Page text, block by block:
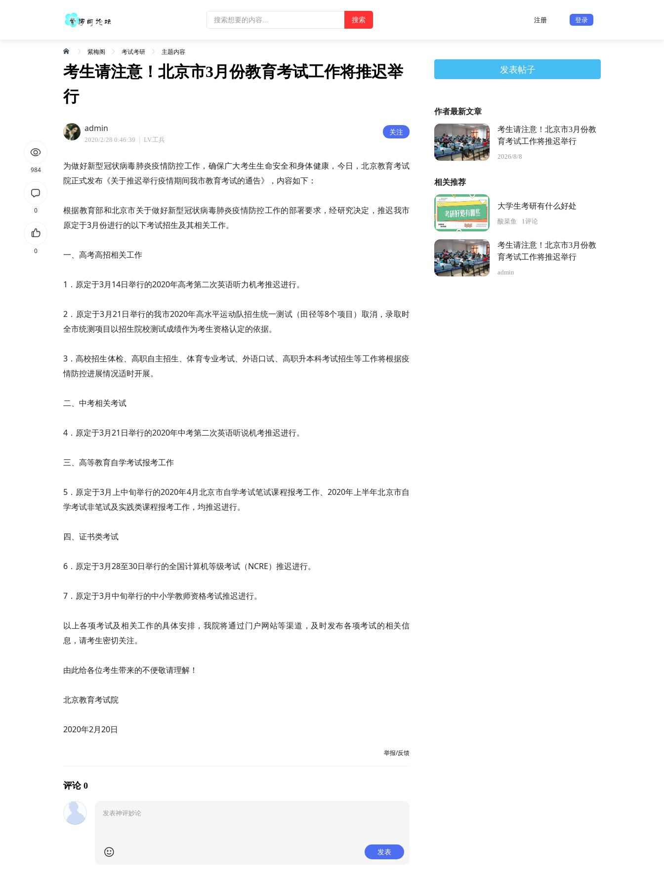
注册 登录
紫梅阁 考试考研 主题内容
考生请注意！北京市3月份教育考试工作将推迟举
行
admin
2020/2/28 0:46:39 LV.工兵
关注
为做好新型冠状病毒肺炎疫情防控工作，确保广大考生生命安全和身体健康，今日，北京教育考试
院正式发布《关于推迟举行疫情期间我市教育考试的通告》，内容如下：
根据教育部和北京市关于做好新型冠状病毒肺炎疫情防控工作的部署要求，经研究决定，推迟我市
原定于3月份进行的以下考试招生及其相关工作。
一、高考高招相关工作
1．原定于3月14日举行的2020年高考第二次英语听力机考推迟进行。
2．原定于3月21日举行的我市2020年高水平运动队招生统一测试（田径等8个项目）取消，录取时
全市统测项目以招生院校测试成绩作为考生资格认定的依据。
3．高校招生体检、高职自主招生、体育专业考试、外语口试、高职升本科考试招生等工作将根据疫
情防控进展情况适时开展。
二、中考相关考试
4．原定于3月21日举行的2020年中考第二次英语听说机考推迟进行。
三、高等教育自学考试报考工作
5．原定于3月上中旬举行的2020年4月北京市自学考试笔试课程报考工作、2020年上半年北京市自
学考试非笔试及实践类课程报考工作，均推迟进行。
四、证书类考试
6．原定于3月28至30日举行的全国计算机等级考试（NCRE）推迟进行。
7．原定于3月中旬举行的中小学教师资格考试推迟进行。
以上各项考试及相关工作的具体安排，我院将通过门户网站等渠道，及时发布各项考试的相关信
息，请考生密切关注。
由此给各位考生带来的不便敬请理解！
北京教育考试院
2020年2月20日
举报/反馈
评论 0
发表
发表帖子
作者最新文章
考生请注意！北京市3月份教
育考试工作将推迟举行
2026/8/8
相关推荐
大学生考研有什么好处
酸菜鱼 1评论
考生请注意！北京市3月份教
育考试工作将推迟举行
admin
984
0
0